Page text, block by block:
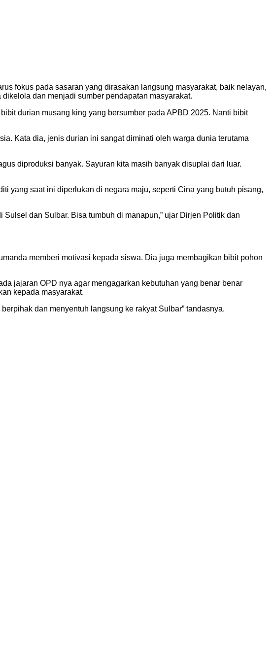
fokus pada sasaran yang dirasakan langsung masyarakat, baik nelayan,
dan menjadi sumber pendapatan masyarakat.
durian musang king yang bersumber pada APBD 2025. Nanti bibit
Kata dia, jenis durian ini sangat diminati oleh warga dunia terutama
diproduksi banyak. Sayuran kita masih banyak disuplai dari luar.
yang saat ini diperlukan di negara maju, seperti Cina yang butuh pisang,
dan Sulbar. Bisa tumbuh di manapun,” ujar Dirjen Politik dan
memberi motivasi kepada siswa. Dia juga membagikan bibit pohon
jajaran OPD nya agar mengagarkan kebutuhan yang benar benar
kepada masyarakat.
dan menyentuh langsung ke rakyat Sulbar” tandasnya.